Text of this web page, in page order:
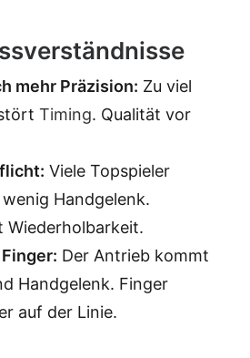
mehr Präzision: Zu viel
Timing. Qualität vor
Viele Topspieler
Handgelenk.
Wiederholbarkeit.
Der Antrieb kommt
Handgelenk. Finger
auf der Linie.